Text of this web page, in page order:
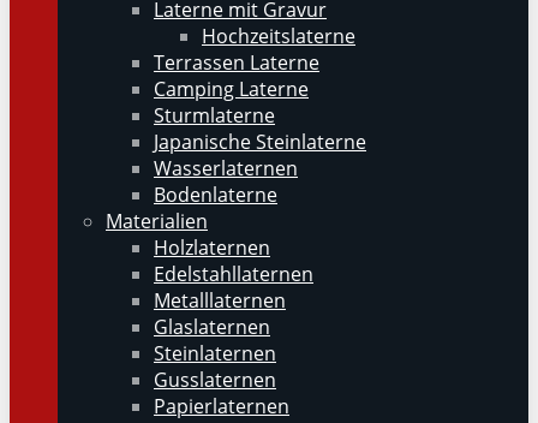
Laterne mit Gravur
Hochzeitslaterne
Terrassen Laterne
Camping Laterne
Sturmlaterne
Japanische Steinlaterne
Wasserlaternen
Bodenlaterne
Materialien
Holzlaternen
Edelstahllaternen
Metalllaternen
Glaslaternen
Steinlaternen
Gusslaternen
Papierlaternen